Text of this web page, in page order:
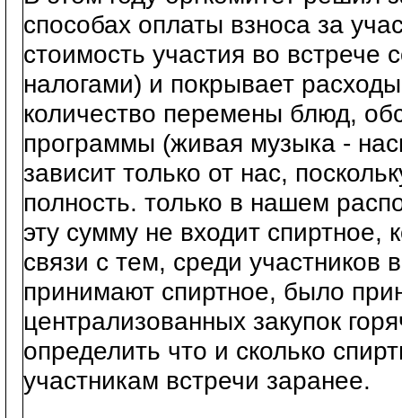
способах оплаты взноса за
стоимость участия во встрече
налогами) и покрывает
количество перемены блюд,
программы (живая музыка -
зависит только от нас,
полность. только в нашем
эту сумму не входит
связи с тем, среди участников
принимают спиртное, было
централизованных закупок
определить что и сколько
участникам встречи заранее.